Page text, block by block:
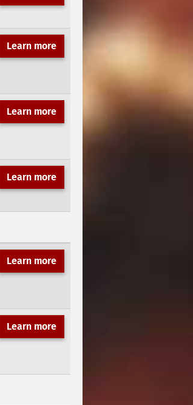
Learn more
Learn more
Learn more
Learn more
Learn more